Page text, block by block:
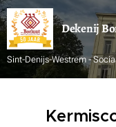
Dekenij
Sint-Denijs-Westrem -